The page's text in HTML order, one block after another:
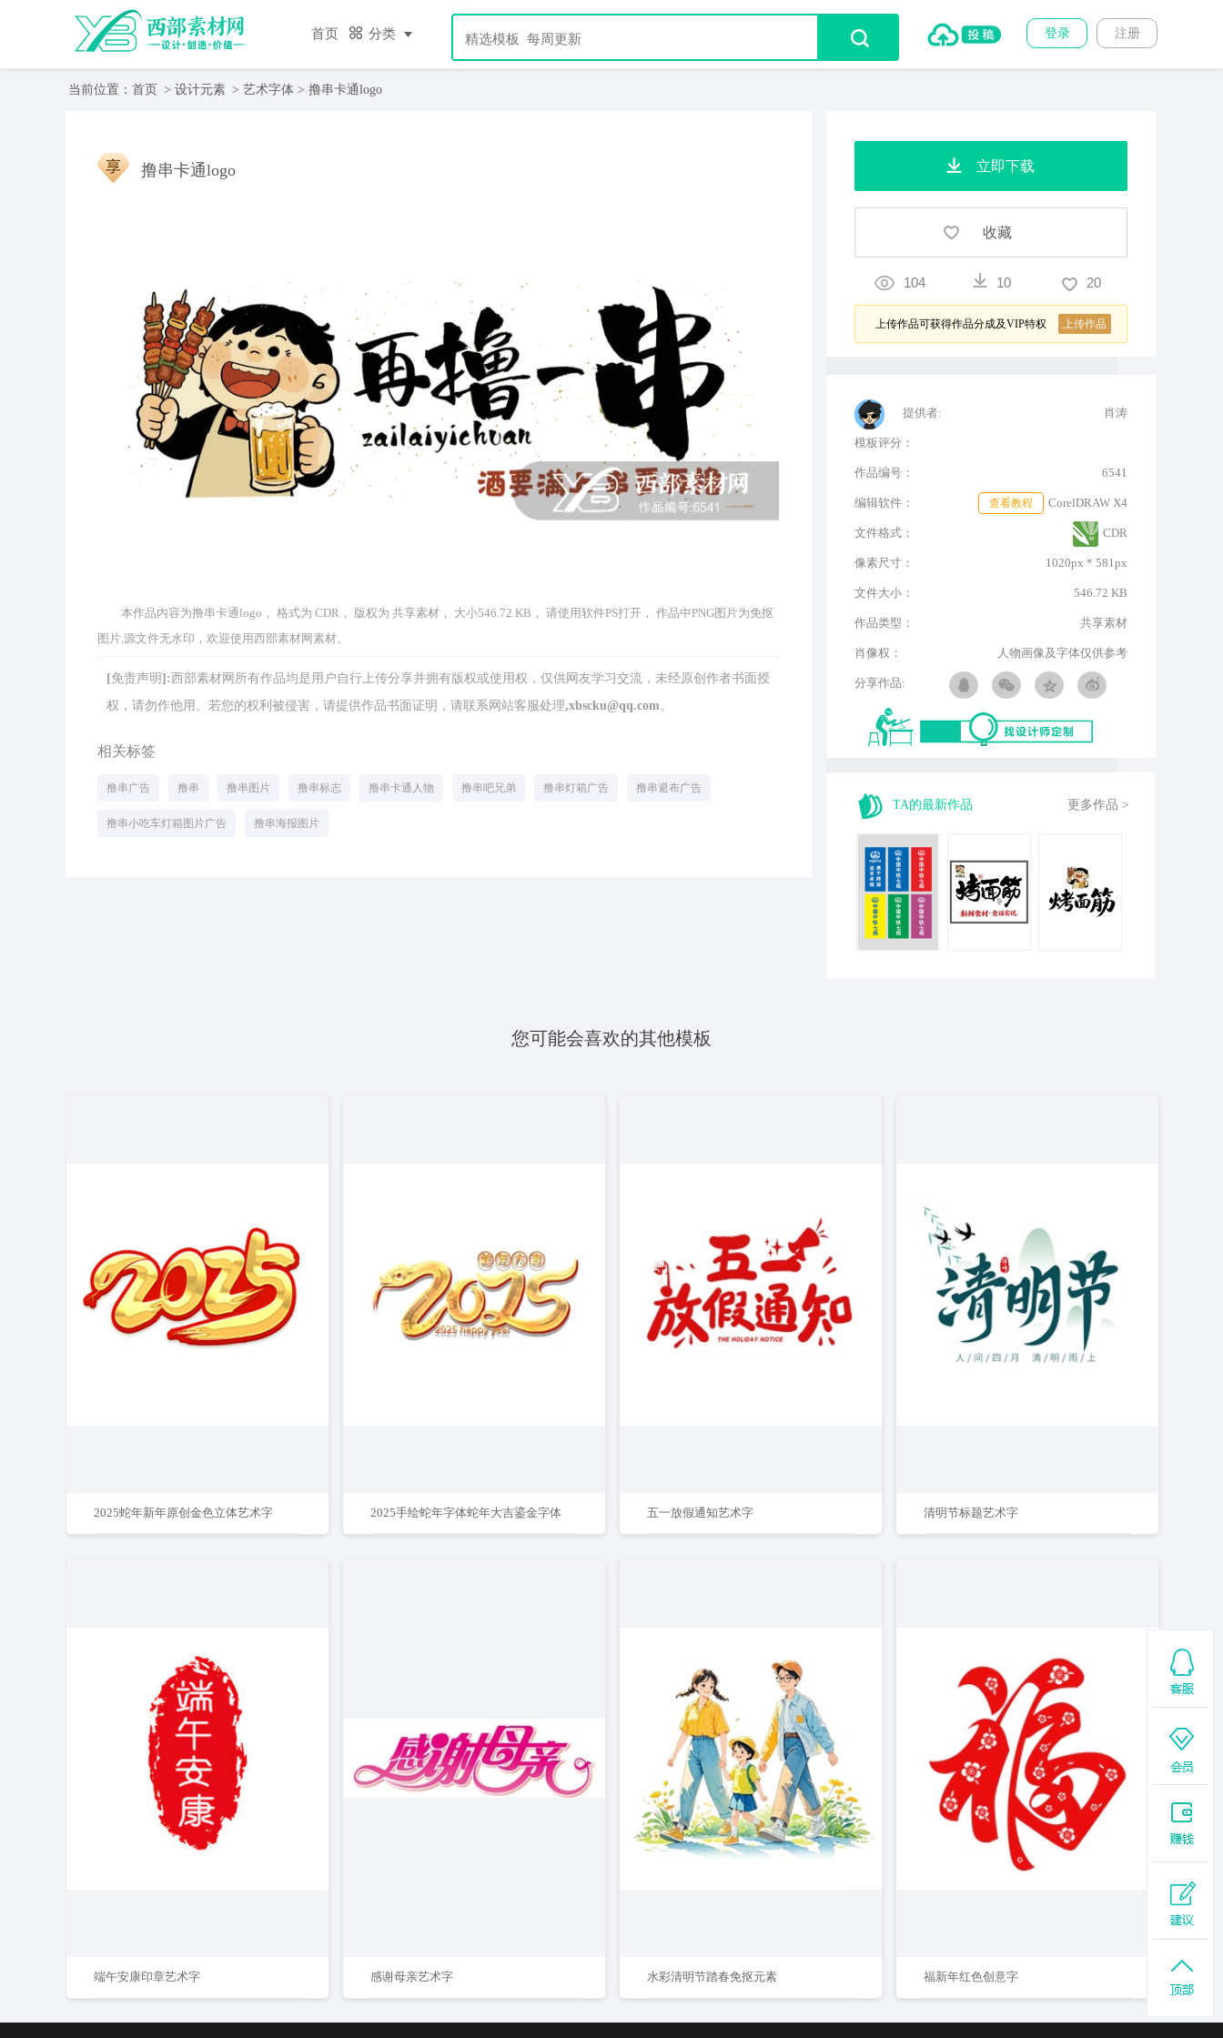
首页 分类 注册
登录
当前位置： 首页 > 设计元素 > 艺术字体 > 撸串卡通logo
撸串卡通logo
本作品内容为撸串卡通logo， 格式为 CDR， 版权为 共享素材， 大小546.72 KB， 请使用软件PS打开， 作品中PNG图片为免抠
图片,源文件无水印，欢迎使用西部素材网素材。
[免责声明]:西部素材网所有作品均是用户自行上传分享并拥有版权或使用权，仅供网友学习交流，未经原创作者书面授
权，请勿作他用。若您的权利被侵害，请提供作品书面证明，请联系网站客服处理,xbscku@qq.com。
相关标签
撸串广告 撸串 撸串图片 撸串标志 撸串卡通人物 撸串吧兄弟 撸串灯箱广告 撸串避布广告
撸串小吃车灯箱图片广告 撸串海报图片
立即下载
收藏
104 10 20
上传作品可获得作品分成及VIP特权 上传作品
提供者: 肖涛
模板评分：
作品编号： 6541
编辑软件： CorelDRAW X4
查看教程
文件格式： CDR
像素尺寸： 1020px * 581px
文件大小： 546.72 KB
作品类型： 共享素材
肖像权： 人物画像及字体仅供参考
分享作品:
TA的最新作品 更多作品 >
您可能会喜欢的其他模板
2025蛇年新年原创金色立体艺术字 2025手绘蛇年字体蛇年大吉鎏金字体 五一放假通知艺术字 清明节标题艺术字
端午安康印章艺术字 感谢母亲艺术字 水彩清明节踏春免抠元素 福新年红色创意字